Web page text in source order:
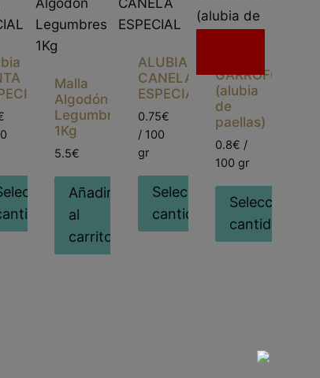
Malla
Algodón
Legumbres
1Kg
5.5€
Añadir
al
carrito
ALUBIA
CANELA
ESPECIAL
0.75€
/ 100
gr
Seleccionar
cantidad
GARROFON
(alubia
de
paellas)
0.8€ /
100 gr
Seleccionar
cantidad